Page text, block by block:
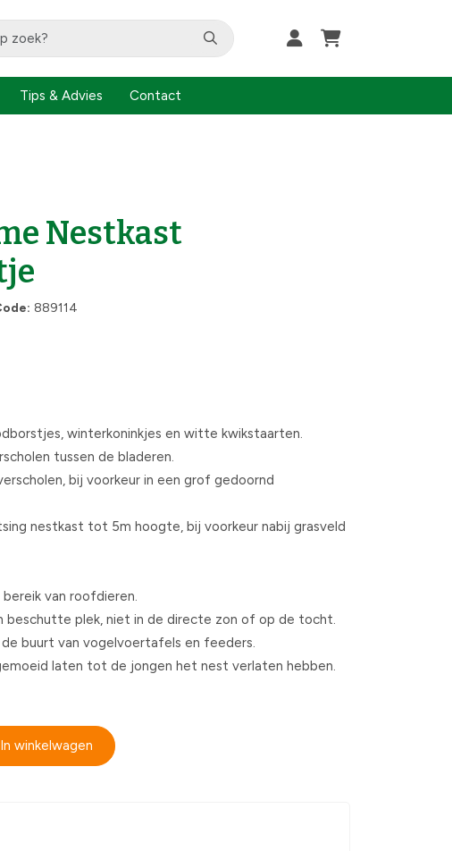
Tips & Advies Contact
Nestkast
889114
winterkoninkjes en witte kwikstaarten.
tussen de bladeren.
bij voorkeur in een grof gedoornd
nestkast tot 5m hoogte, bij voorkeur nabij grasveld
van roofdieren.
beschutte plek, niet in de directe zon of op de tocht.
buurt van vogelvoertafels en feeders.
laten tot de jongen het nest verlaten hebben.
In winkelwagen